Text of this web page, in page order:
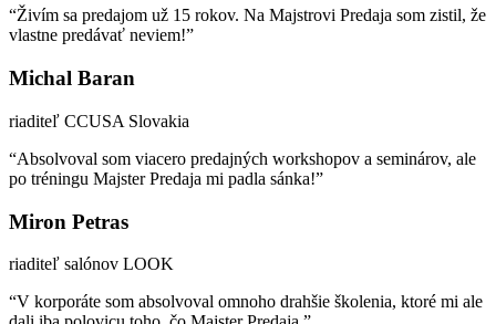
“Živím sa predajom už 15 rokov. Na Majstrovi Predaja som zistil, že
vlastne predávať neviem!”
Michal Baran
riaditeľ CCUSA Slovakia
“Absolvoval som viacero predajných workshopov a seminárov, ale
po tréningu Majster Predaja mi padla sánka!”
Miron Petras
riaditeľ salónov LOOK
“V korporáte som absolvoval omnoho drahšie školenia, ktoré mi ale